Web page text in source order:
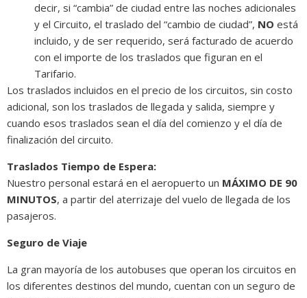
decir, si “cambia” de ciudad entre las noches adicionales
y el Circuito, el traslado del “cambio de ciudad”, NO está
incluido, y de ser requerido, será facturado de acuerdo
con el importe de los traslados que figuran en el
Tarifario.
Los traslados incluidos en el precio de los circuitos, sin costo
adicional, son los traslados de llegada y salida, siempre y
cuando esos traslados sean el día del comienzo y el día de
finalización del circuito.
Traslados Tiempo de Espera:
Nuestro personal estará en el aeropuerto un MÁXIMO DE 90
MINUTOS, a partir del aterrizaje del vuelo de llegada de los
pasajeros.
Seguro de Viaje
La gran mayoría de los autobuses que operan los circuitos en
los diferentes destinos del mundo, cuentan con un seguro de